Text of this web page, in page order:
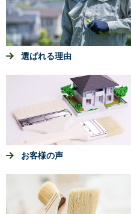
選ばれる理由
お客様の声